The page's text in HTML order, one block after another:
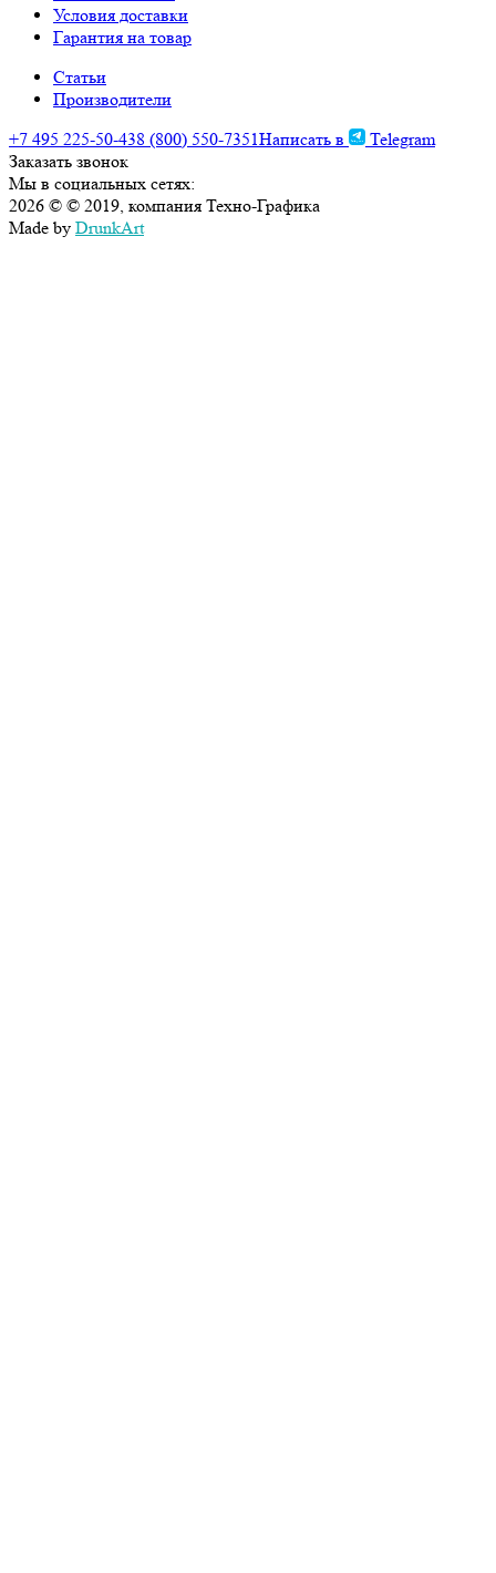
Условия доставки
Гарантия на товар
Статьи
Производители
+7 495 225-50-438 (800) 550-7351Написать в
Telegram
Заказать звонок
Мы в социальных сетях:
2026 © © 2019, компания Техно-Графика
Made by DrunkArt